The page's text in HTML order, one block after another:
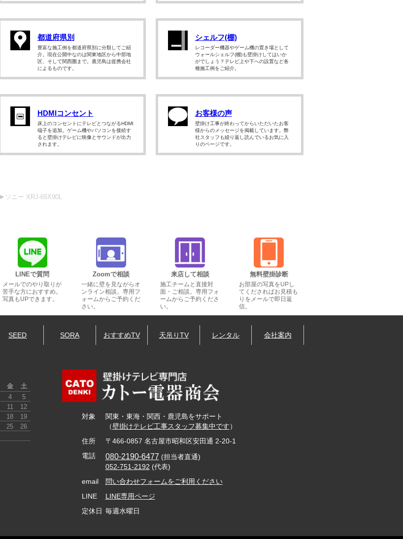
都道府県別
豊富な施工例を都道府県別に分類してご紹
介。現在公開中なのは関東地区から中部地
区、そして関西圏まで。鹿児島は提携会社
によるものです。
シェルフ(棚)
レコーダー機器やゲーム機の置き場として
ウォールシェルフ(棚)も壁掛けしてはいか
がでしょう？テレビ上や下への設置など各
種施工例をご紹介。
HDMIコンセント
床上のコンセントにテレビとつながるHDMI
端子を追加。ゲーム機やパソコンを接続す
ると壁掛けテレビに映像とサウンドが出力
されます。
お客様の声
壁掛け工事が終わってからいただいたお客
様からのメッセージを掲載しています。弊
社スタッフも繰り返し読んでいるお気に入
りのページです。
ソニー XRJ-65X90L
LINEで質問
メールでのやり取りが
苦手な方におすすめ。
写真もUPできます。
Zoomで相談
一緒に壁を見ながらオ
ンライン相談。専用フ
ォームからご予約くだ
さい。
来店して相談
施工チームと直接対
面・ご相談。専用フォ
ームからご予約くださ
い。
無料壁掛診断
お部屋の写真をUPし
てくださればお見積も
りをメールで即日返
信。
SEED SORA おすすめTV 天吊りTV レンタル 会社案内
金
土
4
5
11
12
18
19
25
26
対象
関東・東海・関西・鹿児島をサポート
（壁掛けテレビ工事スタッフ募集中です ）
住所
〒466-0857 名古屋市昭和区安田通 2-20-1
電話
080-2190-6477 (担当者直通)
052-751-2192 (代表)
email
問い合わせフォームをご利用ください
LINE
LINE専用ページ
定休日 毎週水曜日